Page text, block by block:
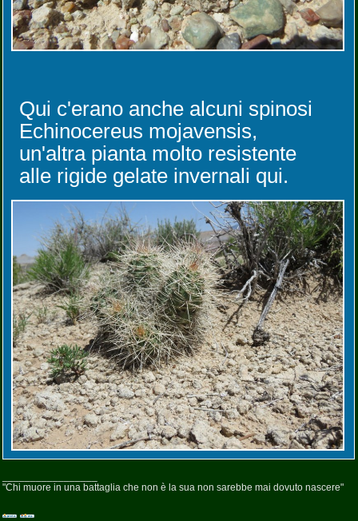
Qui c'erano anche alcuni spinosi
Echinocereus mojavensis,
un'altra pianta molto resistente
alle rigide gelate invernali qui.
"Chi muore in una battaglia che non è la sua non sarebbe mai dovuto nascere"